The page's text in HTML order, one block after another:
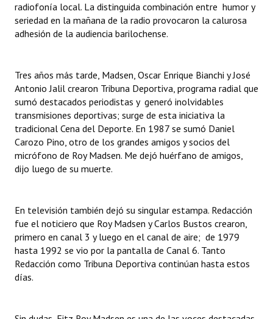
Ciudadano Ilustre - Registro
Banca del Vecino - Registro
Antiguos Pobladores - Registro
Reconocimientos - Registro
Bariloche, Municipio intercultural
Entrega de distinciones
radiofonía local. La distinguida combinación entre humor y
seriedad en la mañana de la radio provocaron la calurosa
adhesión de la audiencia barilochense.
Tres años más tarde, Madsen, Oscar Enrique Bianchi y José
Antonio Jalil crearon Tribuna Deportiva, programa radial que
sumó destacados periodistas y generó inolvidables
transmisiones deportivas; surge de esta iniciativa la
tradicional Cena del Deporte. En 1987 se sumó Daniel
Carozo Pino, otro de los grandes amigos y socios del
micrófono de Roy Madsen. Me dejó huérfano de amigos,
dijo luego de su muerte.
En televisión también dejó su singular estampa. Redacción
fue el noticiero que Roy Madsen y Carlos Bustos crearon,
primero en canal 3 y luego en el canal de aire; de 1979
hasta 1992 se vio por la pantalla de Canal 6. Tanto
Redacción como Tribuna Deportiva continúan hasta estos
días.